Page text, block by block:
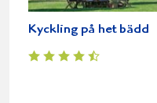
Kyckling på het bädd